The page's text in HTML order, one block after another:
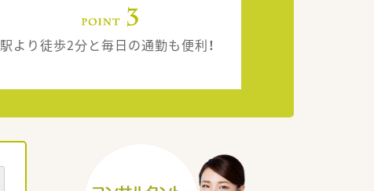
駅より徒歩2分と毎日の通勤も便利！